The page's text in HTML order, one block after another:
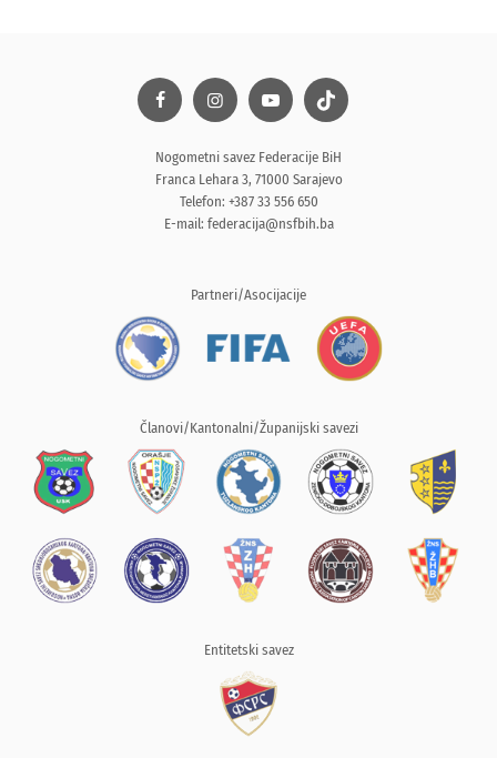
Nogometni savez Federacije BiH
Franca Lehara 3, 71000 Sarajevo
Telefon: +387 33 556 650
E-mail: federacija@nsfbih.ba
Partneri/Asocijacije
Članovi/Kantonalni/Županijski savezi
Entitetski savez